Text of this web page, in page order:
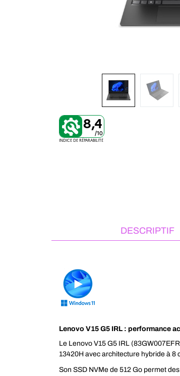
8,4
/10
INDICE DE RÉPARABILITÉ
DESCRIPTIF
Lenovo V15 G5 IRL : performance
Le Lenovo V15 G5 IRL
13420H avec architecture hybride à
Son SSD NVMe de 512 Go permet